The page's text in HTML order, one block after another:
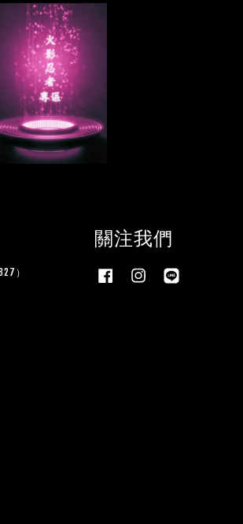
）
關注我們
Facebook Instagram